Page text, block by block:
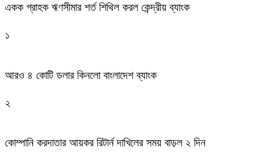
একক গ্রাহক ঋণসীমার শর্ত শিথিল করল কেন্দ্রীয় ব্যাংক
১
আরও ৪ কোটি ডলার কিনলো বাংলাদেশ ব্যাংক
২
কোম্পানি করদাতার আয়কর রিটার্ন দাখিলের সময় বাড়ল ২ দিন